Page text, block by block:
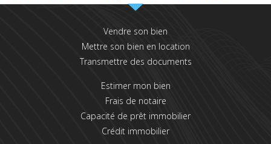
Vendre son bien
Mettre son bien en location
Transmettre des documents
Estimer mon bien
Frais de notaire
Capacité de prêt immobilier
Crédit immobilier